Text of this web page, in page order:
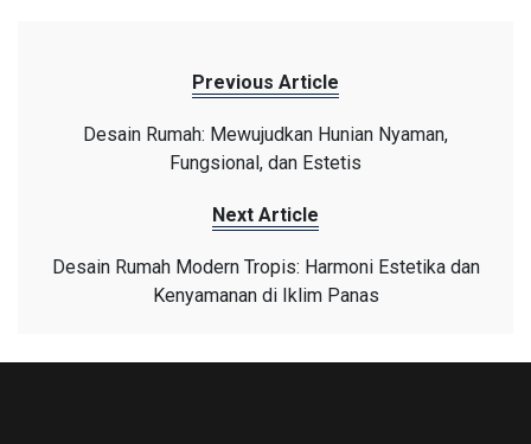
Previous Article
Desain Rumah: Mewujudkan Hunian Nyaman,
Fungsional, dan Estetis
Next Article
Desain Rumah Modern Tropis: Harmoni Estetika dan
Kenyamanan di Iklim Panas